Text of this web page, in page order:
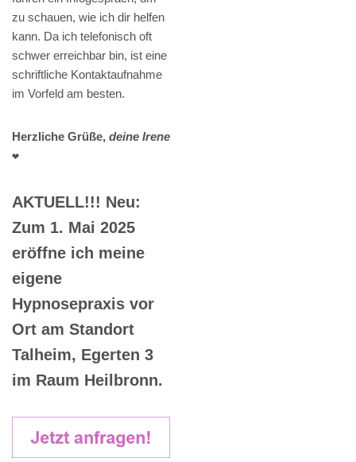
zu schauen, wie ich dir helfen
kann. Da ich telefonisch oft
schwer erreichbar bin, ist eine
schriftliche Kontaktaufnahme
im Vorfeld am besten.
Herzliche Grüße, deine Irene
❤️
AKTUELL!!! Neu:
Zum 1. Mai 2025
eröffne ich meine
eigene
Hypnosepraxis vor
Ort am Standort
Talheim, Egerten 3
im Raum Heilbronn.